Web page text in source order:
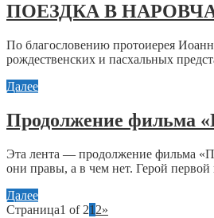
ПОЕЗДКА В
По благословению протоиерея
рождественских и пасхальных
Далее
Продолжение фильма
Эта лента — продолжение фильма
они правы, а в чем нет. Герой
Далее
Страница1 of 21 2»